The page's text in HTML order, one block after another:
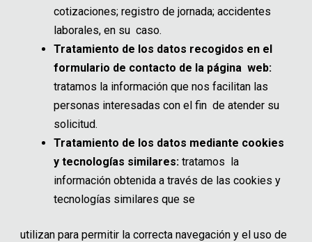
cotizaciones; registro de jornada; accidentes
laborales, en su caso.
Tratamiento de los datos recogidos en el
formulario de contacto de la página web:
tratamos la información que nos facilitan las
personas interesadas con el fin de atender su
solicitud.
Tratamiento de los datos mediante cookies
y tecnologías similares: tratamos la
información obtenida a través de las cookies y
tecnologías similares que se
utilizan para permitir la correcta navegación y el uso de